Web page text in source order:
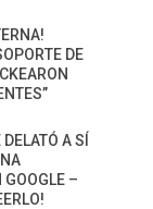
DE
A SÍ
GOOGLE –